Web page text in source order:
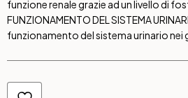
funzione renale grazie ad un livello di
FUNZIONAMENTO DEL SISTEMA
funzionamento del sistema urinario nei